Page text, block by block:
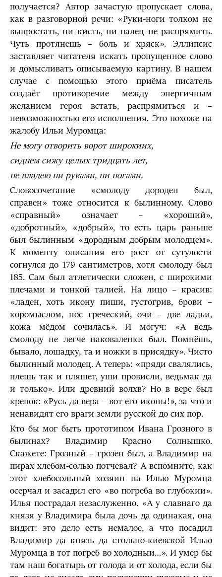
получается? Автор зачастую пропускает слова,
как в разговорной речи: «Руки-ноги толком не
выпростать, ни кисть, ни палец не распрямить.
Чуть протянешь – боль и хряск». Эллипсис
заставляет читателя искать пропущенное слово
и домысливать описываемую картину. В нашем
случае с помощью этого приёма писатель
создаёт противоречие между энергичным
желанием героя встать, распрямиться и –
невозможностью его исполнения. Это похоже на
жалобу Ильи Муромца:
Не могу отворить ворот широкиих,
сиднем сижу целых тридцать лет,
не владею ни руками, ни ногами.
Словосочетание «смолоду дороден был,
справен» тоже относится к былинному. Слово
«справный» означает – «хороший»,
«добротный», «добрый», то есть царь раньше
был былинным «дородным добрым молодцем».
К моменту описания его рост от сутулости
согнулся до 179 сантиметров, хотя смолоду был
185. Сам был атлетически сложен, с широкими
плечами и тонкой талией. На лицо – красив:
«ладен, хоть икону пиши, густогрив, брови –
коромыслом, нос греческий, очи – две ладьи,
кожа мёдом сочилась». И могуч: «А ведь
смолоду не легче наковаленки был. Помнёшь,
бывало, лошадку, та и ножки в присядку». Чисто
былинный молодец. А теперь: «пряди свалялись,
плешь так и пляшет, уши провисли, ведьмак да
и только». Или древний волхв? Но в вере был
крепок: «Русь да вера – вот его иконы!», за что и
ненавидят его враги земли русской до сих пор.
Кто бы мог быть прототипом Ивана Грозного в
былинах? Владимир Красно Солнышко.
Скажете: Грозный – грозен был, а Владимир на
пирах хлебом-солью потчевал? А вспомните, как
этот хлебосольный хозяин на Илью Муромца
осерчал и засадил его «во погреба во глубокии».
Илья пострадал незаслуженно. «А у славнаго да
князя у Владимира была дочь да одинакая, она
видит: это дело есть немалое, а что посадил
Владимир да князь да стольно-киевской Илью
Муромца в тот погреб во холодныи…». И умер бы
там наш богатырь от голода и от холода, если бы